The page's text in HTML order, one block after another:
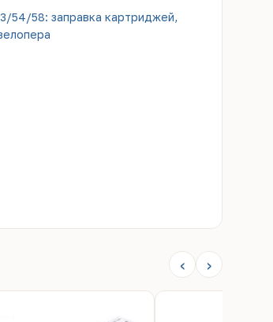
54/58: заправка картриджей,
‹ ›